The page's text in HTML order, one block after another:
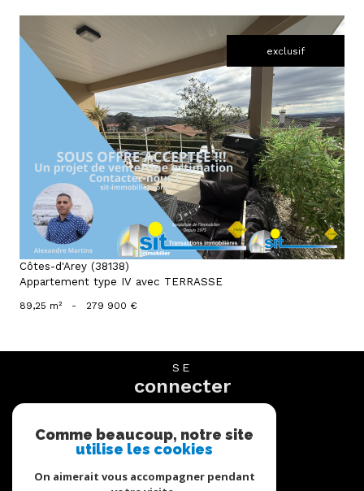
exclusif
voir le bien
Côtes-d'Arey (38138)
Appartement type IV avec TERRASSE
89,25 m² - 279 900 €
SE
connecter
NOUS
suivre
Comme beaucoup, notre site
utilise les cookies
On aimerait vous accompagner pendant